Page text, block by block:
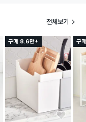
전체보기
구매 8.6만+ 구